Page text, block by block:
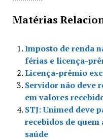
Matérias
Imposto de renda
férias e licença-
Licença-prêmio
Servidor não deve
em valores
STJ: Unimed deve
recebidos de quem
saúde